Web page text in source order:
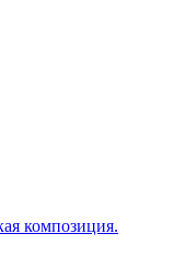
композиция.